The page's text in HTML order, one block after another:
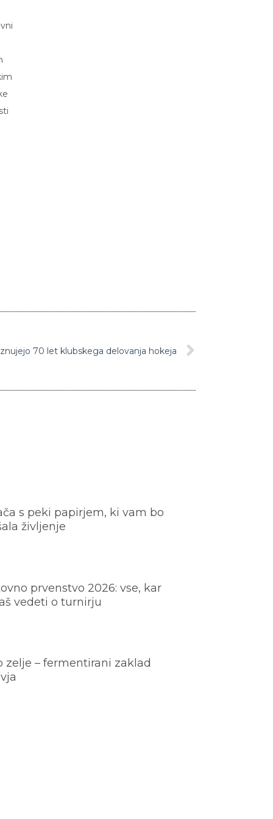
70 let klubskega delovanja hokeja
s peki papirjem, ki vam bo
življenje
prvenstvo 2026: vse, kar
vedeti o turnirju
zelje – fermentirani zaklad